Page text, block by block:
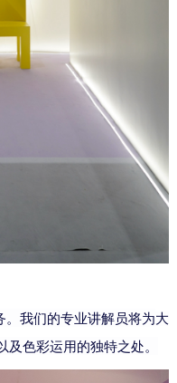
。我们的专业讲解员将为大
色彩运用的独特之处。